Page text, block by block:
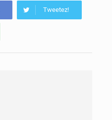
Tweetez!